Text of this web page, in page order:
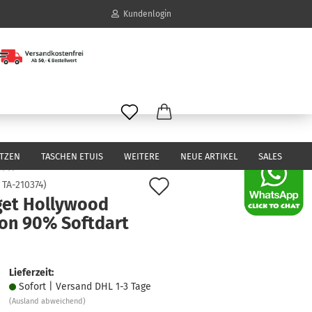
Kundenlogin
vergessen?
TASCHEN ETUIS NEUE ARTIKEL SALES
WEITERE
TA-210374)
Hollywood
90% Softdart
Lieferzeit:
Sofort | Versand DHL 1-3 Tage
(Ausland abweichend)